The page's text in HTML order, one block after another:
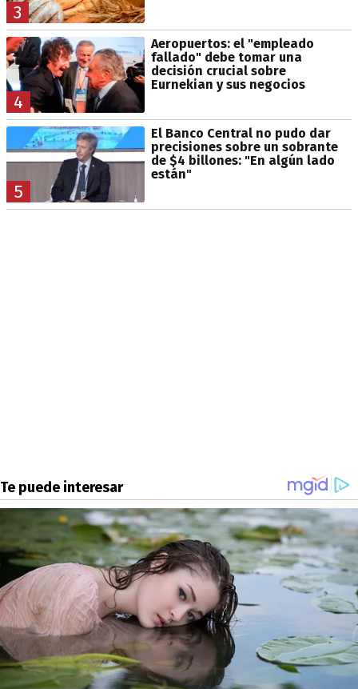
3
4
Aeropuertos: el "empleado
fallado" debe tomar una
decisión crucial sobre
Eurnekian y sus negocios
5
El Banco Central no pudo dar
precisiones sobre un sobrante
de $4 billones: "En algún lado
están"